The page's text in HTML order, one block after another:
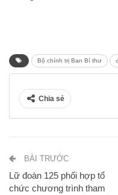
Bộ chính trị Ban Bí thư
Chia sẻ
BÀI TRƯỚC
Lữ đoàn 125 phối hợp tổ
chức chương trình tham